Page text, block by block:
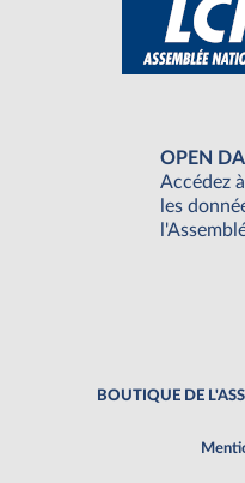
OPEN
Accédez
les
BOUTIQUE DE